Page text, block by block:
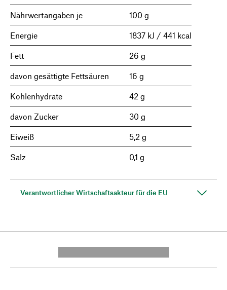
Nährwertangaben je 100 g
Energie 1837 kJ / 441 kcal
Fett 26 g
davon gesättigte Fettsäuren 16 g
Kohlenhydrate 42 g
davon Zucker 30 g
Eiweiß 5,2 g
Salz 0,1 g
Verantwortlicher Wirtschaftsakteur für die EU